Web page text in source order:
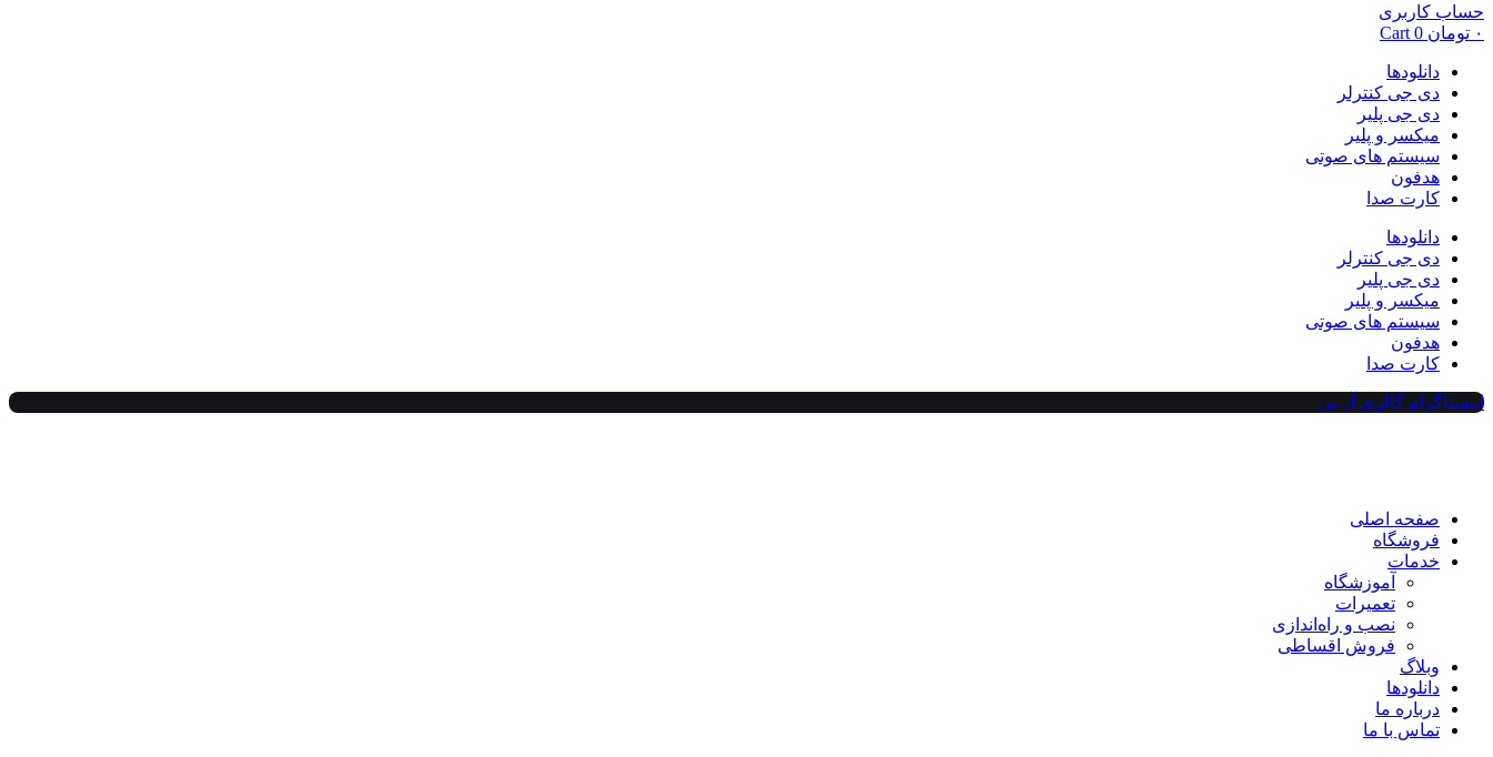
حساب کاربری
۰ تومان 0
Cart
دانلودها
دی جی کنترلر
دی جی پلیر
میکسر و پلیر
سیستم های صوتی
هدفون
کارت صدا
دانلودها
دی جی کنترلر
دی جی پلیر
میکسر و پلیر
سیستم های صوتی
هدفون
کارت صدا
اینستاگرام گالری آر بی
صفحه اصلی
فروشگاه
خدمات
آموزشگاه
تعمیرات
نصب و راه‌اندازی
فروش اقساطی
وبلاگ
دانلودها
درباره ما
تماس با ما